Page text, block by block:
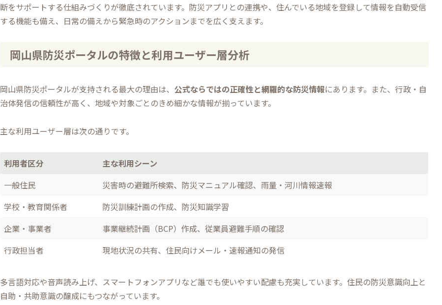
断をサポートする仕組みづくりが徹底されています。防災アプリとの連携や、住んでいる地域を登録して情報を自動受信
する機能も備え、日常の備えから緊急時のアクションまでを広く支えます。
岡山県防災ポータルの特徴と利用ユーザー層分析
岡山県防災ポータルが支持される最大の理由は、 公式ならではの正確性と網羅的な防災情報にあります。また、行政・自
治体発信の信頼性が高く、地域や対象ごとのきめ細かな情報が揃っています。
主な利用ユーザー層は次の通りです。
利用者区分
主な利用シーン
一般住民
災害時の避難所検索、防災マニュアル確認、雨量・河川情報速報
学校・教育関係者
防災訓練計画の作成、防災知識学習
企業・事業者
事業継続計画（BCP）作成、従業員避難手順の確認
行政担当者
現地状況の共有、住民向けメール・速報通知の発信
多言語対応や音声読み上げ、スマートフォンアプリなど誰でも使いやすい配慮も充実しています。住民の防災意識向上と
自助・共助意識の醸成にもつながっています。